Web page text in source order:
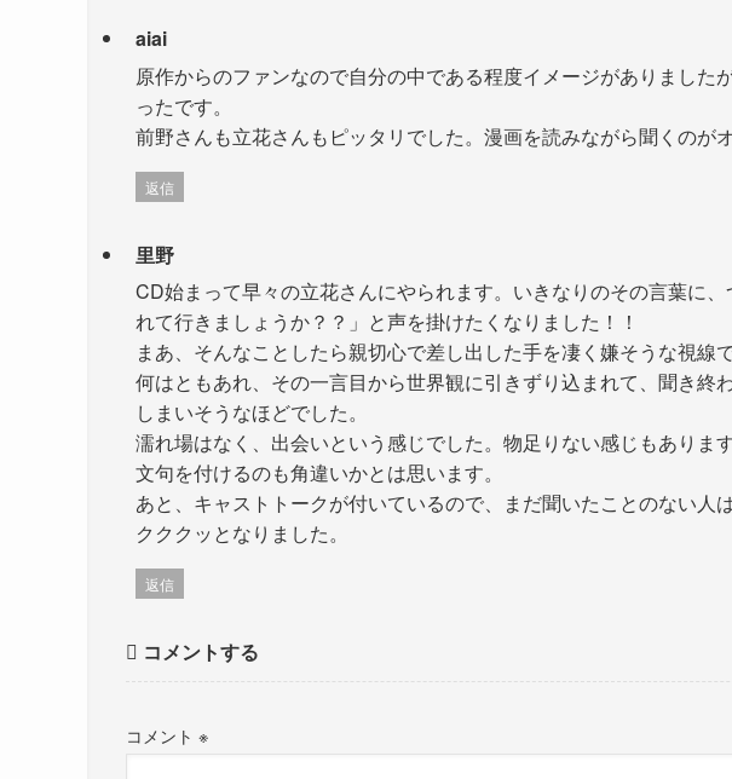
aiai
原作からのファンなので自分の中である程度イメージがありました
ったです。
前野さんも立花さんもピッタリでした。漫画を読みながら聞くのがオ
返信
里野
CD始まって早々の立花さんにやられます。いきなりのその言葉に
れて行きましょうか？？」と声を掛けたくなりました！！
まあ、そんなことしたら親切心で差し出した手を凄く嫌そうな視線
何はともあれ、その一言目から世界観に引きずり込まれて、聞き終
しまいそうなほどでした。
濡れ場はなく、出会いという感じでした。物足りない感じもありま
文句を付けるのも角違いかとは思います。
あと、キャストトークが付いているので、まだ聞いたことのない人
クククッとなりました。
返信
コメントする
コメント ※